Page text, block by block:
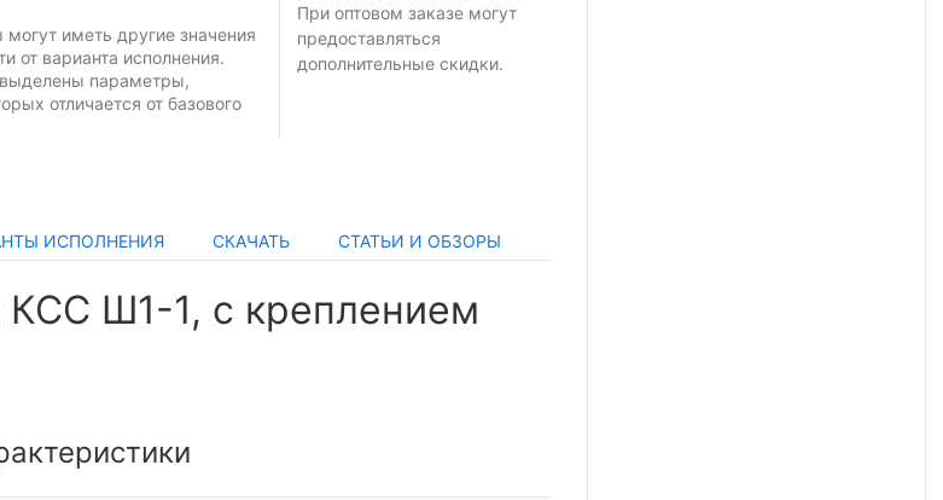
иметь другие значения
от варианта исполнения.
выделены параметры,
отличается от базового
При оптовом заказе могут
предоставляться
дополнительные скидки.
ИСПОЛНЕНИЯ СКАЧАТЬ СТАТЬИ И ОБЗОРЫ
КСС Ш1-1, с креплением